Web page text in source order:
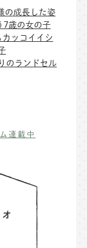
の成長した姿
7歳の女の子
ッコイイシ
のランドセル
連載中